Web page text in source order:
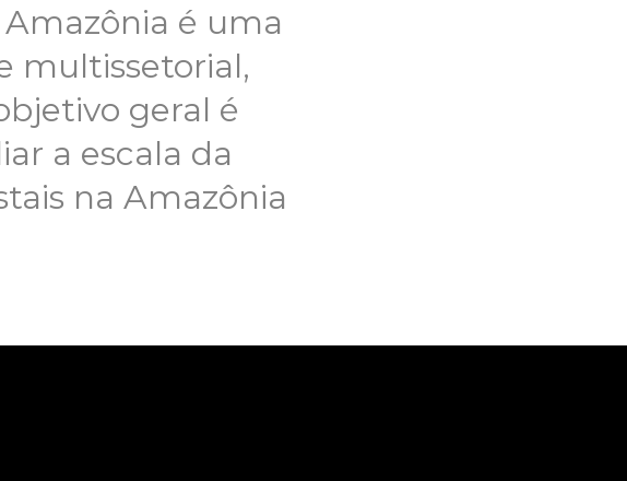
é uma
multissetorial,
geral é
a escala da
na Amazônia